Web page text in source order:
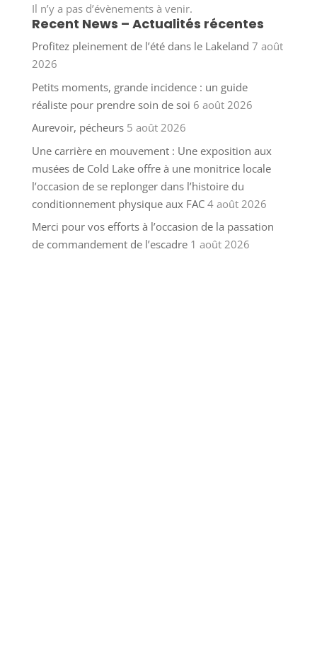
Il n’y a pas d’évènements à venir.
Recent News – Actualités récentes
Profitez pleinement de l’été dans le Lakeland 7 août
2026
Petits moments, grande incidence : un guide
réaliste pour prendre soin de soi 6 août 2026
Aurevoir, pécheurs 5 août 2026
Une carrière en mouvement : Une exposition aux
musées de Cold Lake offre à une monitrice locale
l’occasion de se replonger dans l’histoire du
conditionnement physique aux FAC 4 août 2026
Merci pour vos efforts à l’occasion de la passation
de commandement de l’escadre 1 août 2026